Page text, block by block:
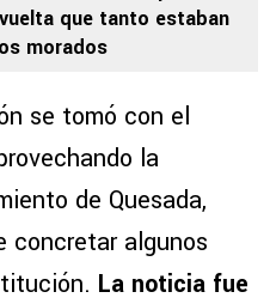
que tanto estaban
morados
se tomó con el
la
de Quesada,
concretar algunos
La noticia fue